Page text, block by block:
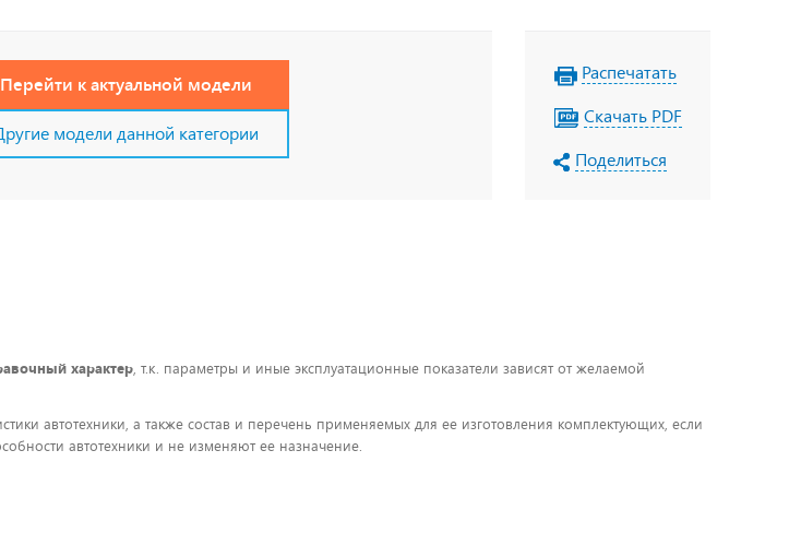
Перейти к актуальной модели
модели данной категории
Распечатать
Скачать PDF
Поделиться
характер, т.к. параметры и иные эксплуатационные показатели зависят от желаемой
автотехники, а также состав и перечень применяемых для ее изготовления комплектующих, если
автотехники и не изменяют ее назначение.